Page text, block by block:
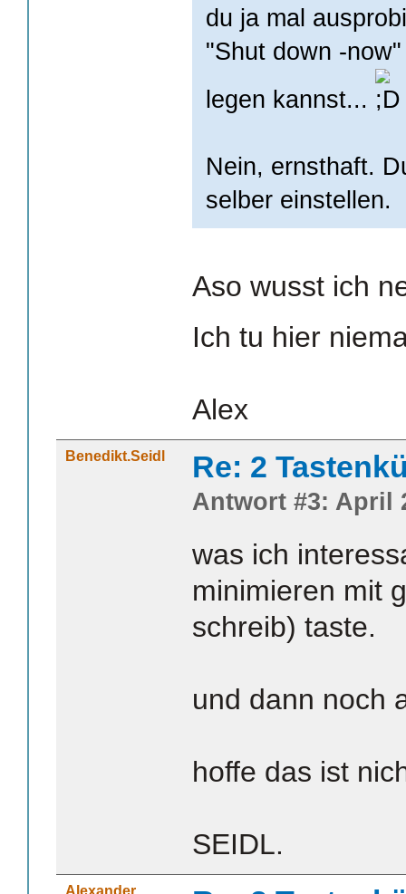
du ja mal
"Shut down -
legen kannst...
Nein, ernsthaft.
selber einstellen.
Aso wusst ich
Ich tu hier
Alex
Benedikt.Seidl Re: 2
Antwort #3: April
was ich
minimieren mit
schreib) taste.
und dann noch
hoffe das ist
SEIDL.
Alexander